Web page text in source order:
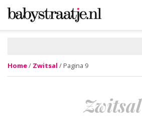
Home/ Zwitsal / Pagina 9
Zwitsal